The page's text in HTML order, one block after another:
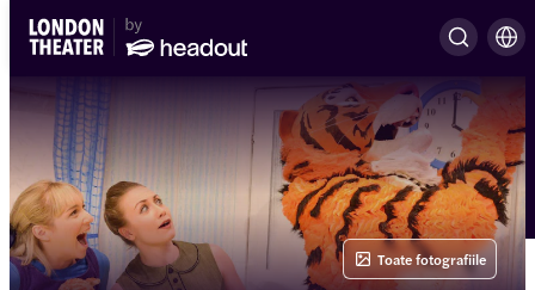
Toate fotografiile